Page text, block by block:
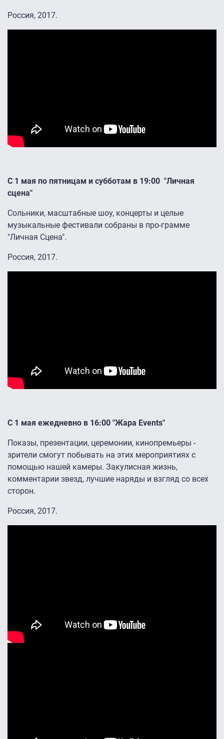
Россия, 2017.
С 1 мая по пятницам и субботам в 19:00 "Личная
сцена"
Сольники, масштабные шоу, концерты и целые
музыкальные фестивали собраны в про-грамме
"Личная Сцена".
Россия, 2017.
С 1 мая ежедневно в 16:00 "Жара Events"
Показы, презентации, церемонии, кинопремьеры -
зрители смогут побывать на этих мероприятиях с
помощью нашей камеры. Закулисная жизнь,
комментарии звезд, лучшие наряды и взгляд со всех
сторон.
Россия, 2017.